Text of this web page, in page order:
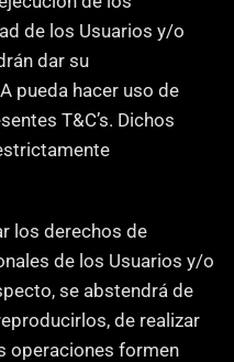
de los Usuarios y/o
dar su
pueda hacer uso de
T&C’s. Dichos
los derechos de
de los Usuarios y/o
se abstendrá de
de realizar
operaciones formen